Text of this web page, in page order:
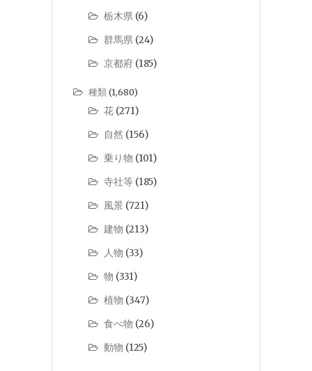
栃木県 (6)
群馬県 (24)
京都府 (185)
種類(1,680)
花 (271)
自然 (156)
乗り物 (101)
寺社等 (185)
風景 (721)
建物 (213)
人物 (33)
物 (331)
植物 (347)
食べ物 (26)
動物 (125)